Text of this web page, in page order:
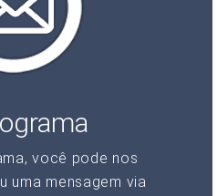
você pode nos
uma mensagem via